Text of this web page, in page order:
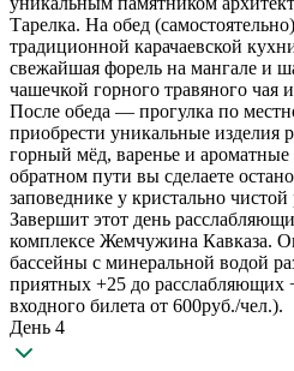
Тарелка. На обед
традиционной карачаевской
свежайшая форель на мангале и
чашечкой горного травяного
После обеда — прогулка по
приобрести уникальные изделия
горный мёд, варенье и
обратном пути вы сделаете
заповеднике у кристально
Завершит этот день
комплексе Жемчужина Кавказа.
бассейны с минеральной водой
приятных +25 до расслабляющих
входного билета от 600руб./чел.).
День 4